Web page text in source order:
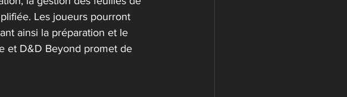
Les joueurs pourront
ainsi la préparation et le
et D&D Beyond promet de